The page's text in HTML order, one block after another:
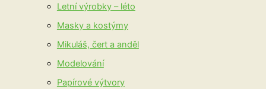
Letní výrobky – léto
Masky a kostýmy
Mikuláš, čert a anděl
Modelování
Papírové výtvory